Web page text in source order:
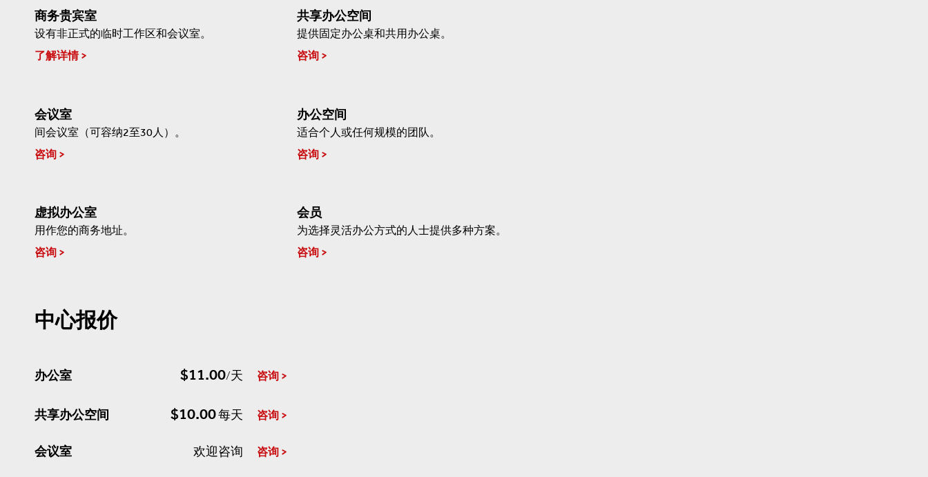
商务贵宾室
设有非正式的临时工作区和会议室。
了解详情
共享办公空间
提供固定办公桌和共用办公桌。
咨询
会议室
间会议室（可容纳2至30人）。
咨询
办公空间
适合个人或任何规模的团队。
咨询
虚拟办公室
用作您的商务地址。
咨询
会员
为选择灵活办公方式的人士提供多种方案。
咨询
中心报价
办公室 $11.00/天 咨询
共享办公空间 $10.00每天 咨询
会议室 欢迎咨询 咨询